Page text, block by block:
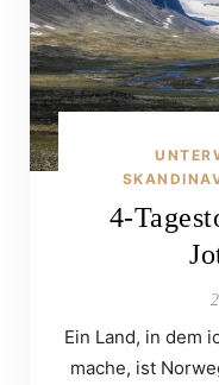
4-
Ein Land, in dem
mache, ist